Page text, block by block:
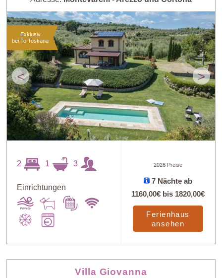
< >
Exklusiv
bei To Toskana
2 1 3
Einrichtungen
2026 Preise
7 Nächte ab
1160,00€ bis 1820,00€
Ferienhaus
ansehen
Villa Giovanna